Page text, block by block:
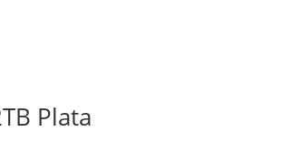
Plata